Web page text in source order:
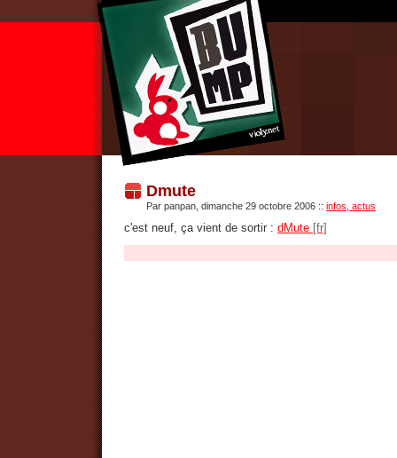
Dmute
Par panpan, dimanche 29 octobre 2006 :: infos, actus
c'est neuf, ça vient de sortir : dMute